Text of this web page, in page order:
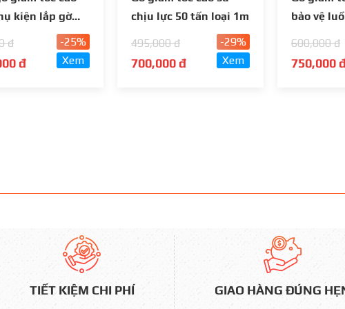
kiện lắp gờ
đ
đ
-25%
Xem
chịu lực 50 tấn loại 1m
495,000 đ
700,000 đ
-29%
Xem
bảo vệ
ngầm
600,000 đ
750,000
TIẾT KIỆM CHI PHÍ GIAO HÀNG ĐÚNG